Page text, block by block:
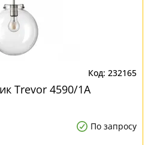
232165
Trevor 4590/1A
По запросу